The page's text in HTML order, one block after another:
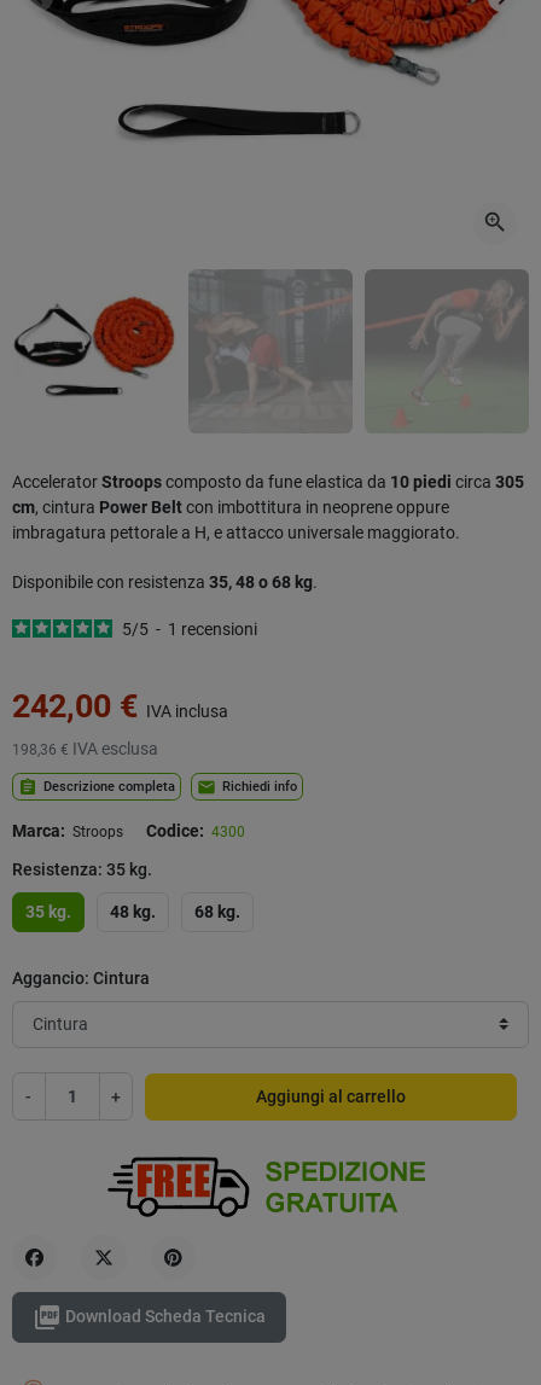
Precedente
zoom_in
AcceleratorStroopscomposto da fune elastica da 10 piedi circa 305
cm, cintura Power Beltcon imbottitura in neoprene oppure
imbragatura pettorale a H, e attacco universale maggiorato.
Disponibile con resistenza 35, 48 o 68 kg.
5/5 - 1 recensioni
242,00 € IVA inclusa
198,36 € IVA esclusa
assignment Descrizione completa mail Richiedi info
Marca: Stroops Codice: 4300
Resistenza: 35 kg.
35 kg. 48 kg. 68 kg.
Aggancio: Cintura
- + Aggiungi al carrello
 Download Scheda Tecnica